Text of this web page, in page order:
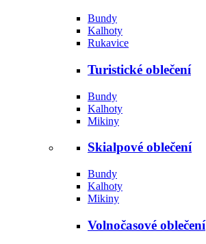
Bundy
Kalhoty
Rukavice
Turistické oblečení
Bundy
Kalhoty
Mikiny
Skialpové oblečení
Bundy
Kalhoty
Mikiny
Volnočasové oblečení